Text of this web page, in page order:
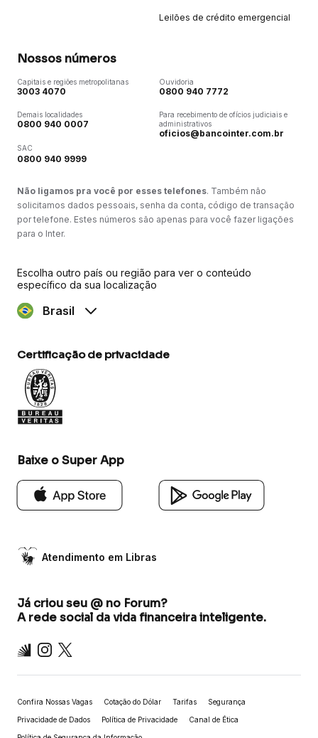
Leilões de crédito emergencial
Nossos números
Capitais e regiões metropolitanas
3003 4070
Demais localidades
0800 940 0007
SAC
0800 940 9999
Ouvidoria
0800 940 7772
Para recebimento de ofícios judiciais e
administrativos
oficios@bancointer.com.br
Não ligamos pra você por esses telefones. Também não
solicitamos dados pessoais, senha da conta, código de transação
por telefone. Estes números são apenas para você fazer ligações
para o Inter.
Escolha outro país ou região para ver o conteúdo
específico da sua localização
Brasil
Certificação de privacidade
Baixe o Super App
Atendimento em Libras
Já criou seu @ no Forum?
A rede social da vida financeira inteligente.
Inter Instagram
X
Confira Nossas Vagas Cotação do Dólar Tarifas Segurança
Privacidade de Dados Política de Privacidade Canal de Ética